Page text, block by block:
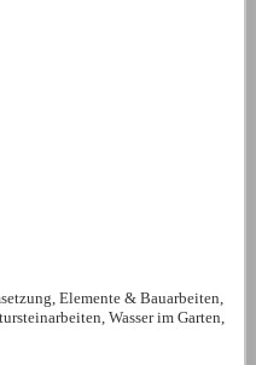
Elemente & Bauarbeiten,
Wasser im Garten,